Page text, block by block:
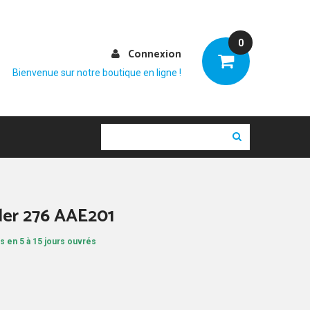
0
Connexion
Bienvenue sur notre boutique en ligne !
276 AAE201
en 5 à 15 jours ouvrés